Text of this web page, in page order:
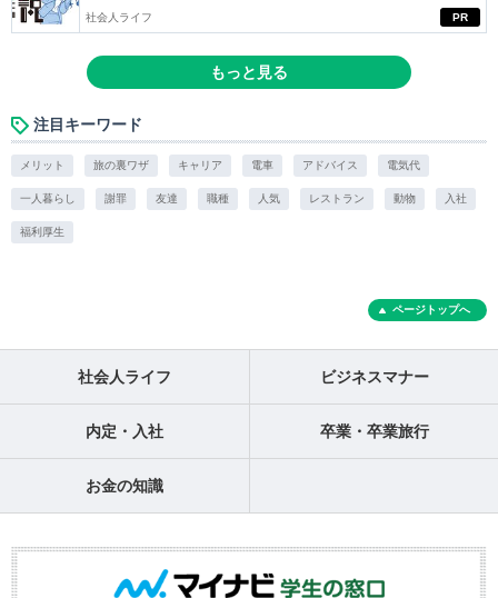
PR
社会人ライフ
もっと見る
注目キーワード
メリット 旅の裏ワザ キャリア 電車 アドバイス 電気代
一人暮らし 謝罪 友達 職種 人気 レストラン 動物 入社
福利厚生
ページトップへ
社会人ライフ ビジネスマナー
内定・入社 卒業・卒業旅行
お金の知識